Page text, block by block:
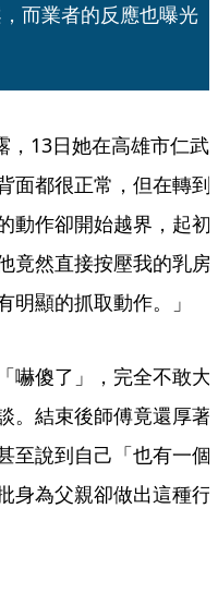
而業者的反應也曝光
，13日她在高雄市仁武
面都很正常，但在轉到
動作卻開始越界，起初
竟然直接按壓我的乳房
明顯的抓取動作。」
嚇傻了」，完全不敢大
。結束後師傅竟還厚著
至說到自己「也有一個
身為父親卻做出這種行